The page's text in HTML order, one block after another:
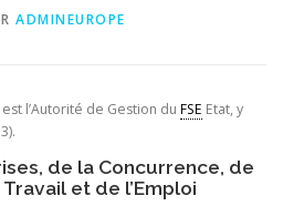
ADMINEUROPE
l’Autorité de Gestion du FSE Etat, y
de la Concurrence, de
et de l’Emploi